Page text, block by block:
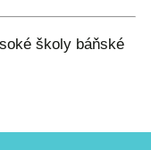
školy báňské